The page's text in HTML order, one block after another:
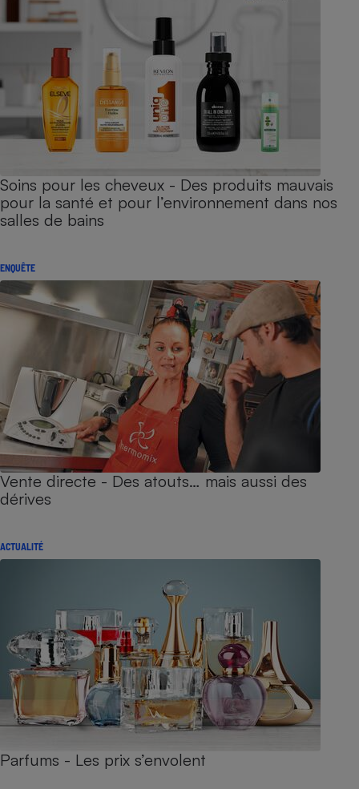
Soins pour les cheveux - Des produits mauvais
pour la santé et pour l’environnement dans nos
salles de bains
ENQUÊTE
Vente directe - Des atouts… mais aussi des
dérives
ACTUALITÉ
Parfums - Les prix s’envolent